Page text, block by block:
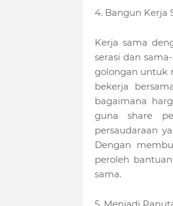
4. Bangun Kerja
Kerja sama
serasi dan
golongan untuk
bekerja
bagaimana
guna share
persaudaraan
Dengan
peroleh
sama.